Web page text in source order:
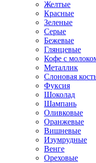
Желтые
Красные
Зеленые
Серые
Бежевые
Глянцевые
Кофе с
Металлик
Слоновая
Фуксия
Шоколад
Шампань
Оливковые
Оранжевые
Вишневые
Изумрудные
Венге
Ореховые